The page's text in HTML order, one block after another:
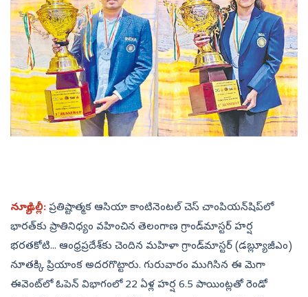
న్యూఢిల్లీ: ప్రతిష్టాత్మక ఆసియా కాంటినెంటల్‌ చెస్‌ చాంపియన్‌షిప్‌లో
భారత్‌కు ప్రాతినిధ్యం వహించిన తెలంగాణ గ్రాండ్‌మాస్టర్‌ హర్ష
భరతకోటి... ఆంధ్రప్రదేశ్‌కు చెందిన మహిళా గ్రాండ్‌మాస్టర్‌ (డబ్ల్యూజీఎం)
నూతక్కి ప్రియాంక అదరగొట్టారు. గురువారం ముగిసిన ఈ మెగా
ఈవెంట్‌లో ఓపెన్‌ విభాగంలో 22 ఏళ్ల హర్ష 6.5 పాయింట్లతో రెండో